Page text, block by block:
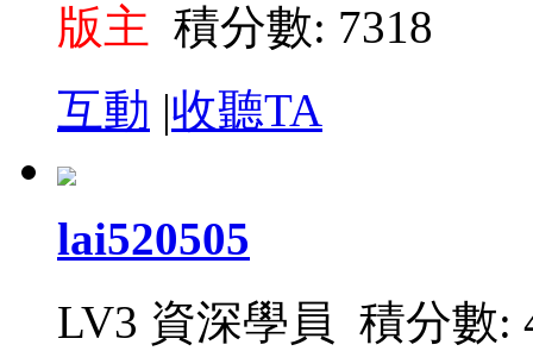
版主 積分數: 7318
互動 |收聽TA
lai520505
LV3 資深學員 積分數: